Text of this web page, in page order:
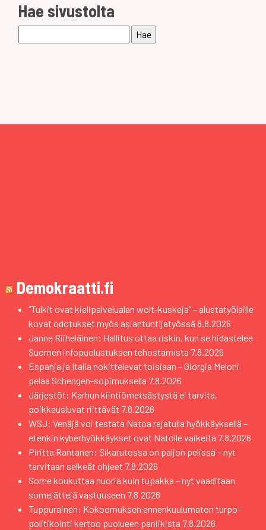
Hae sivustolta
Demokraatti.fi
“Tulkit ovat kielipalvelualan wolt-kuskeja” – alustatyölaille
kovat odotukset myös asiantuntijatyössä 8.8.2026
Janne Riiheläinen: Hallitus ottaa riskin, kun se hidastelee
Suomen infopuolustuksen tehostamista 7.8.2026
Espanja ja Italia nokittelevat toisiaan – Giorgia Meloni
pelaa Schengen-sopimuksella 7.8.2026
Järjestöt: Karhun kiintiömetsästystä ei tarvita,
poikkeusluvat riittävät 7.8.2026
WSJ: Venäjä voi testata Natoa rajatulla hyökkäyksellä –
etenkin kyberhyökkäykset ovat Natolle vaikeita 7.8.2026
Piritta Rantanen: Sikarutossa on paljon pelissä – nyt
tarvitaan selkeät ohjeet 7.8.2026
Some koukuttaa nuoria kuin tupakka – nyt vaaditaan
somejättejä vastuuseen 7.8.2026
Tuppurainen: Kokoomuksen ennenkuulumaton turpo-
politikointi kertoo puolueen paniikista 7.8.2026